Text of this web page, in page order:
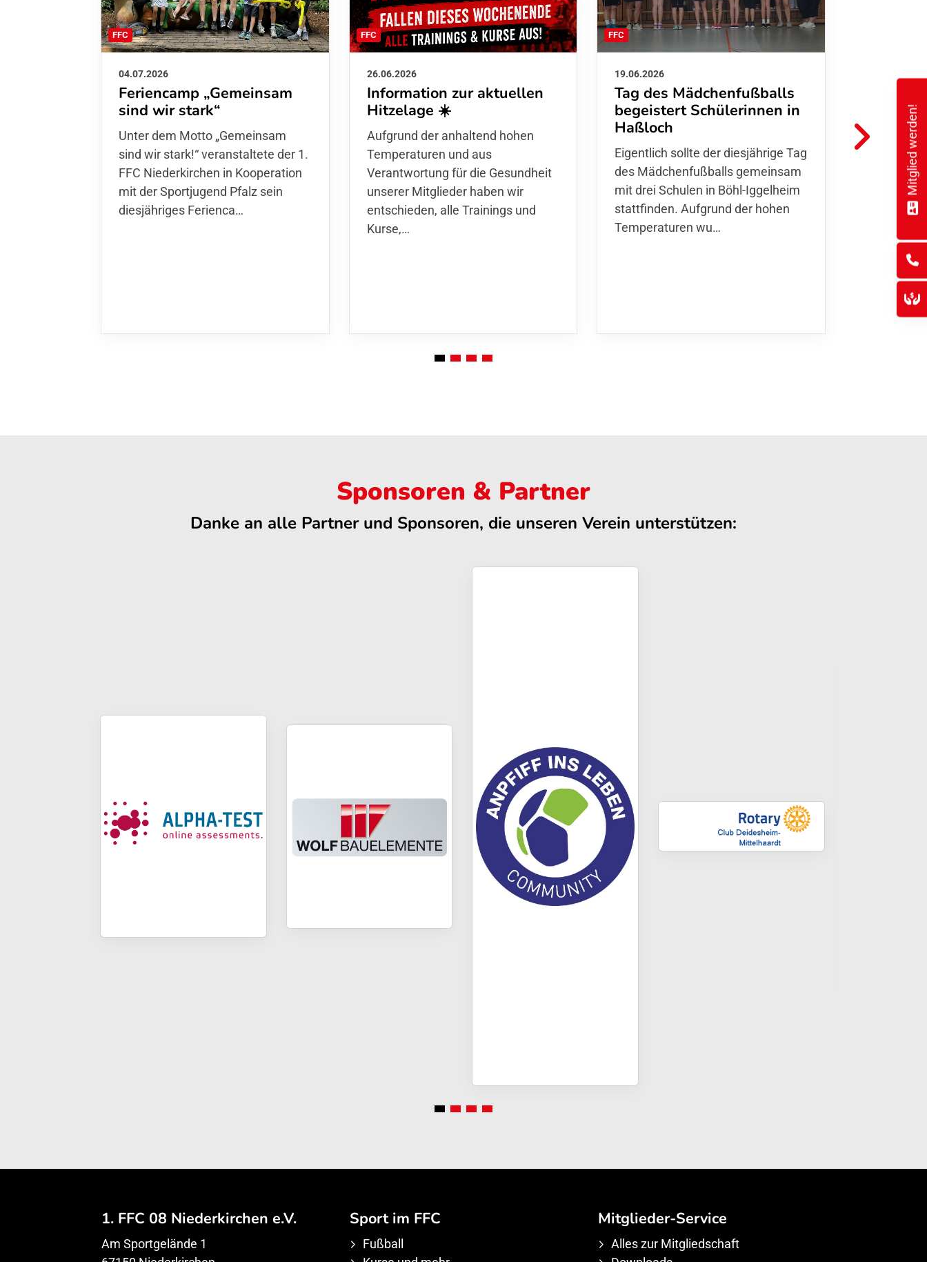
FFC
04.07.2026
Feriencamp „Gemeinsam
sind wir stark“
Unter dem Motto „Gemeinsam sind
wir stark!“ veranstaltete der 1. FFC
Niederkirchen in Kooperation mit
der Sportjugend Pfalz sein
diesjähriges Ferienca…
FFC
26.06.2026
Information zur aktuellen
Hitzelage ☀️
Aufgrund der anhaltend hohen
Temperaturen und aus
Verantwortung für die Gesundheit
unserer Mitglieder haben wir
entschieden, alle Trainings und
Kurse,…
FFC
19.06.2026
Tag des Mädchenfußballs
begeistert Schülerinnen in
Haßloch
Eigentlich sollte der diesjährige Tag
des Mädchenfußballs gemeinsam
mit drei Schulen in Böhl-Iggelheim
stattfinden. Aufgrund der hohen
Temperaturen wu…
FFC
Hoffmann
Thomas
den
Sponsoren & Partner
Danke an alle Partner und Sponsoren, die unseren Verein unterstützen:
1. FFC 08 Niederkirchen e.V.
Am Sportgelände 1
Sport im FFC
Fußball
Mitglieder-Service
Alles zur Mitgliedschaft
Mitglied werden!